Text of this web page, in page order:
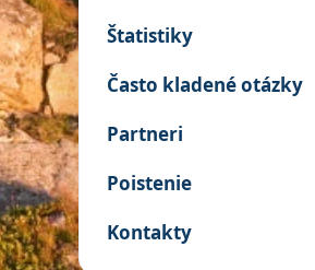
Štatistiky
Často kladené otázky
Partneri
Poistenie
Kontakty